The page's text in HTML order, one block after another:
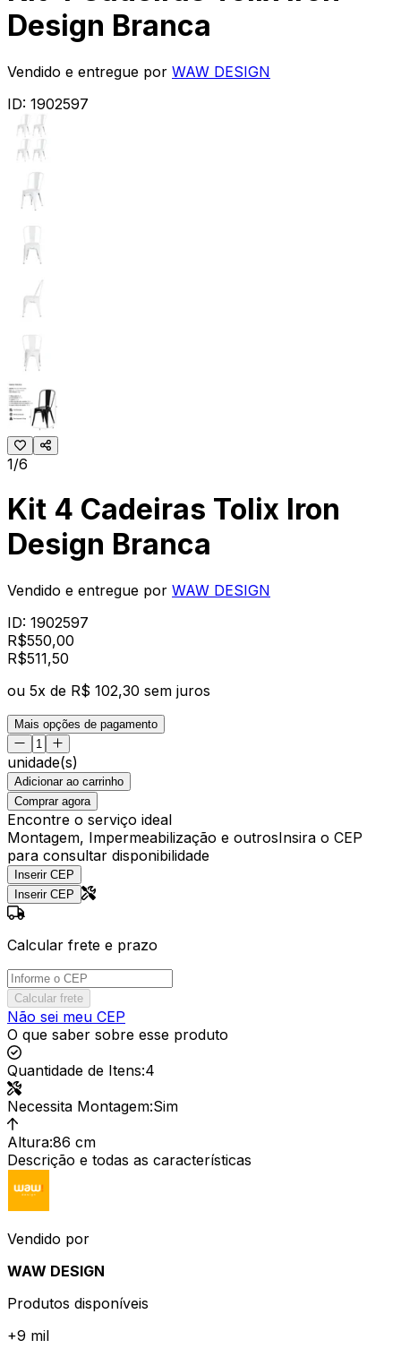
Design Branca
Vendido e entregue por WAW DESIGN
ID: 1902597
1/6
Kit 4 Cadeiras Tolix Iron
Design Branca
Vendido e entregue por WAW DESIGN
ID: 1902597
R$550,00
R$511,50
ou 5x de R$ 102,30 sem juros
Mais opções de pagamento
unidade(s)
Adicionar ao carrinho
Comprar agora
Encontre o serviço ideal
Montagem, Impermeabilização e outrosInsira o CEP
para consultar disponibilidade
Inserir CEP
Inserir CEP
Calcular frete e prazo
Calcular frete
Não sei meu CEP
O que saber sobre esse produto
Quantidade de Itens:4
Necessita Montagem:Sim
Altura:86 cm
Descrição e todas as características
Vendido por
WAW DESIGN
Produtos disponíveis
+9 mil